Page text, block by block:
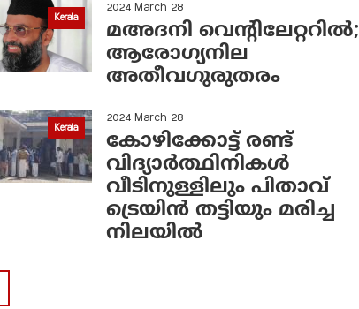
Kerala
2024 March 28
മഅദനി വെന്റിലേറ്ററിൽ;
ആരോഗ്യനില
അതീവഗുരുതരം
Kerala
2024 March 28
കോഴിക്കോട്ട് രണ്ട്
വിദ്യാർത്ഥിനികൾ
വീടിനുള്ളിലും പിതാവ്
ട്രെയിൻ തട്ടിയും മരിച്ച
നിലയിൽ